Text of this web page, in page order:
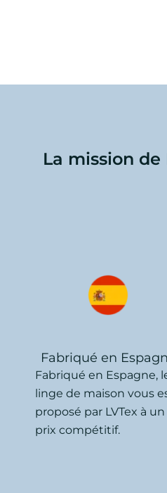
La mission
Fabriqué en
Fabriqué en Espagne,
linge de maison vous
proposé par LVTex à un
prix compétitif.